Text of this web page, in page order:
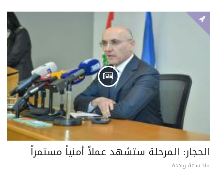
الحجار: المرحلة ستشهد عملاً أمنياً مستمراً
منذ ساعة واحدة